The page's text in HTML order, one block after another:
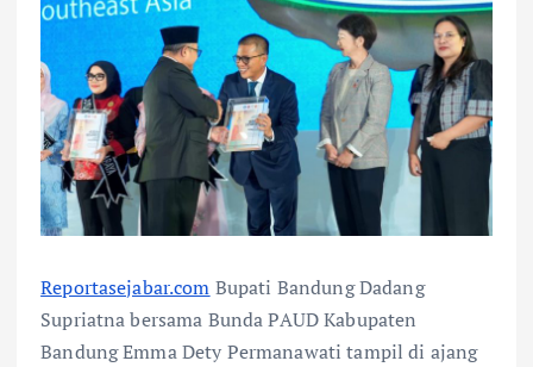
Reportasejabar.com Bupati Bandung Dadang
Supriatna bersama Bunda PAUD Kabupaten
Bandung Emma Dety Permanawati tampil di ajang